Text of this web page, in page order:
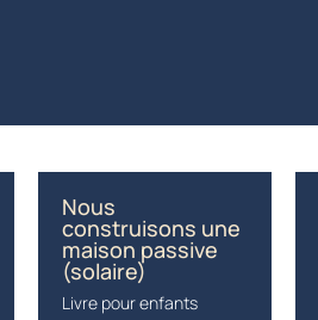
Nous
construisons une
maison passive
(solaire)
Livre pour enfants